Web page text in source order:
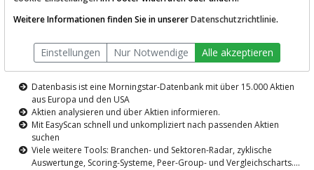
AKTIEN-TERMINAL
Die Aktienanalyse-Plattform von
TraderFox
Datenbasis ist eine Morningstar-Datenbank mit über 15.000 Aktien
aus Europa und den USA
Aktien analysieren und über Aktien informieren.
Mit EasyScan schnell und unkompliziert nach passenden Aktien
suchen
Viele weitere Tools: Branchen- und Sektoren-Radar, zyklische
Auswertunge, Scoring-Systeme, Peer-Group- und Vergleichscharts....
Weitere Informationen finden Sie in unsererDatenschutzrichtlinie.
Einstellungen Nur Notwendige Alle akzeptieren